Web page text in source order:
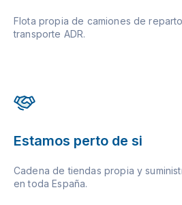
Flota propia de camiones de
transporte ADR.
Estamos perto de si
Cadena de tiendas propia y
en toda España.